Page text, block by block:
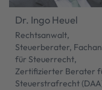
Dr. Ingo Heuel
Rechtsanwalt,
Steuerberater,
für Steuerrecht,
Zertifizierter Berater
Steuerstrafrecht